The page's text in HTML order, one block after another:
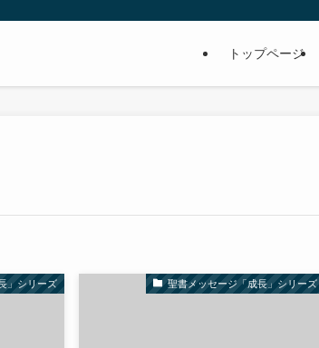
トップページ
」シリーズ 聖書メッセージ「成長」シリーズ